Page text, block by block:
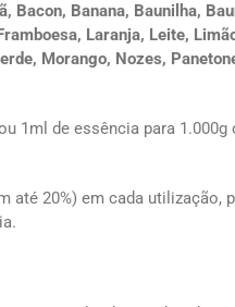
Bacon, Banana, Baunilha,
Laranja, Leite,
Morango, Nozes,
1ml de essência para 1.000g
até 20%) em cada utilização,